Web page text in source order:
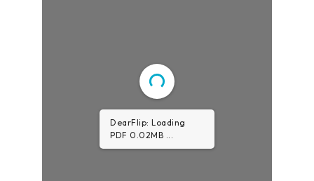
DearFlip: Loading
PDF 0.02MB ...